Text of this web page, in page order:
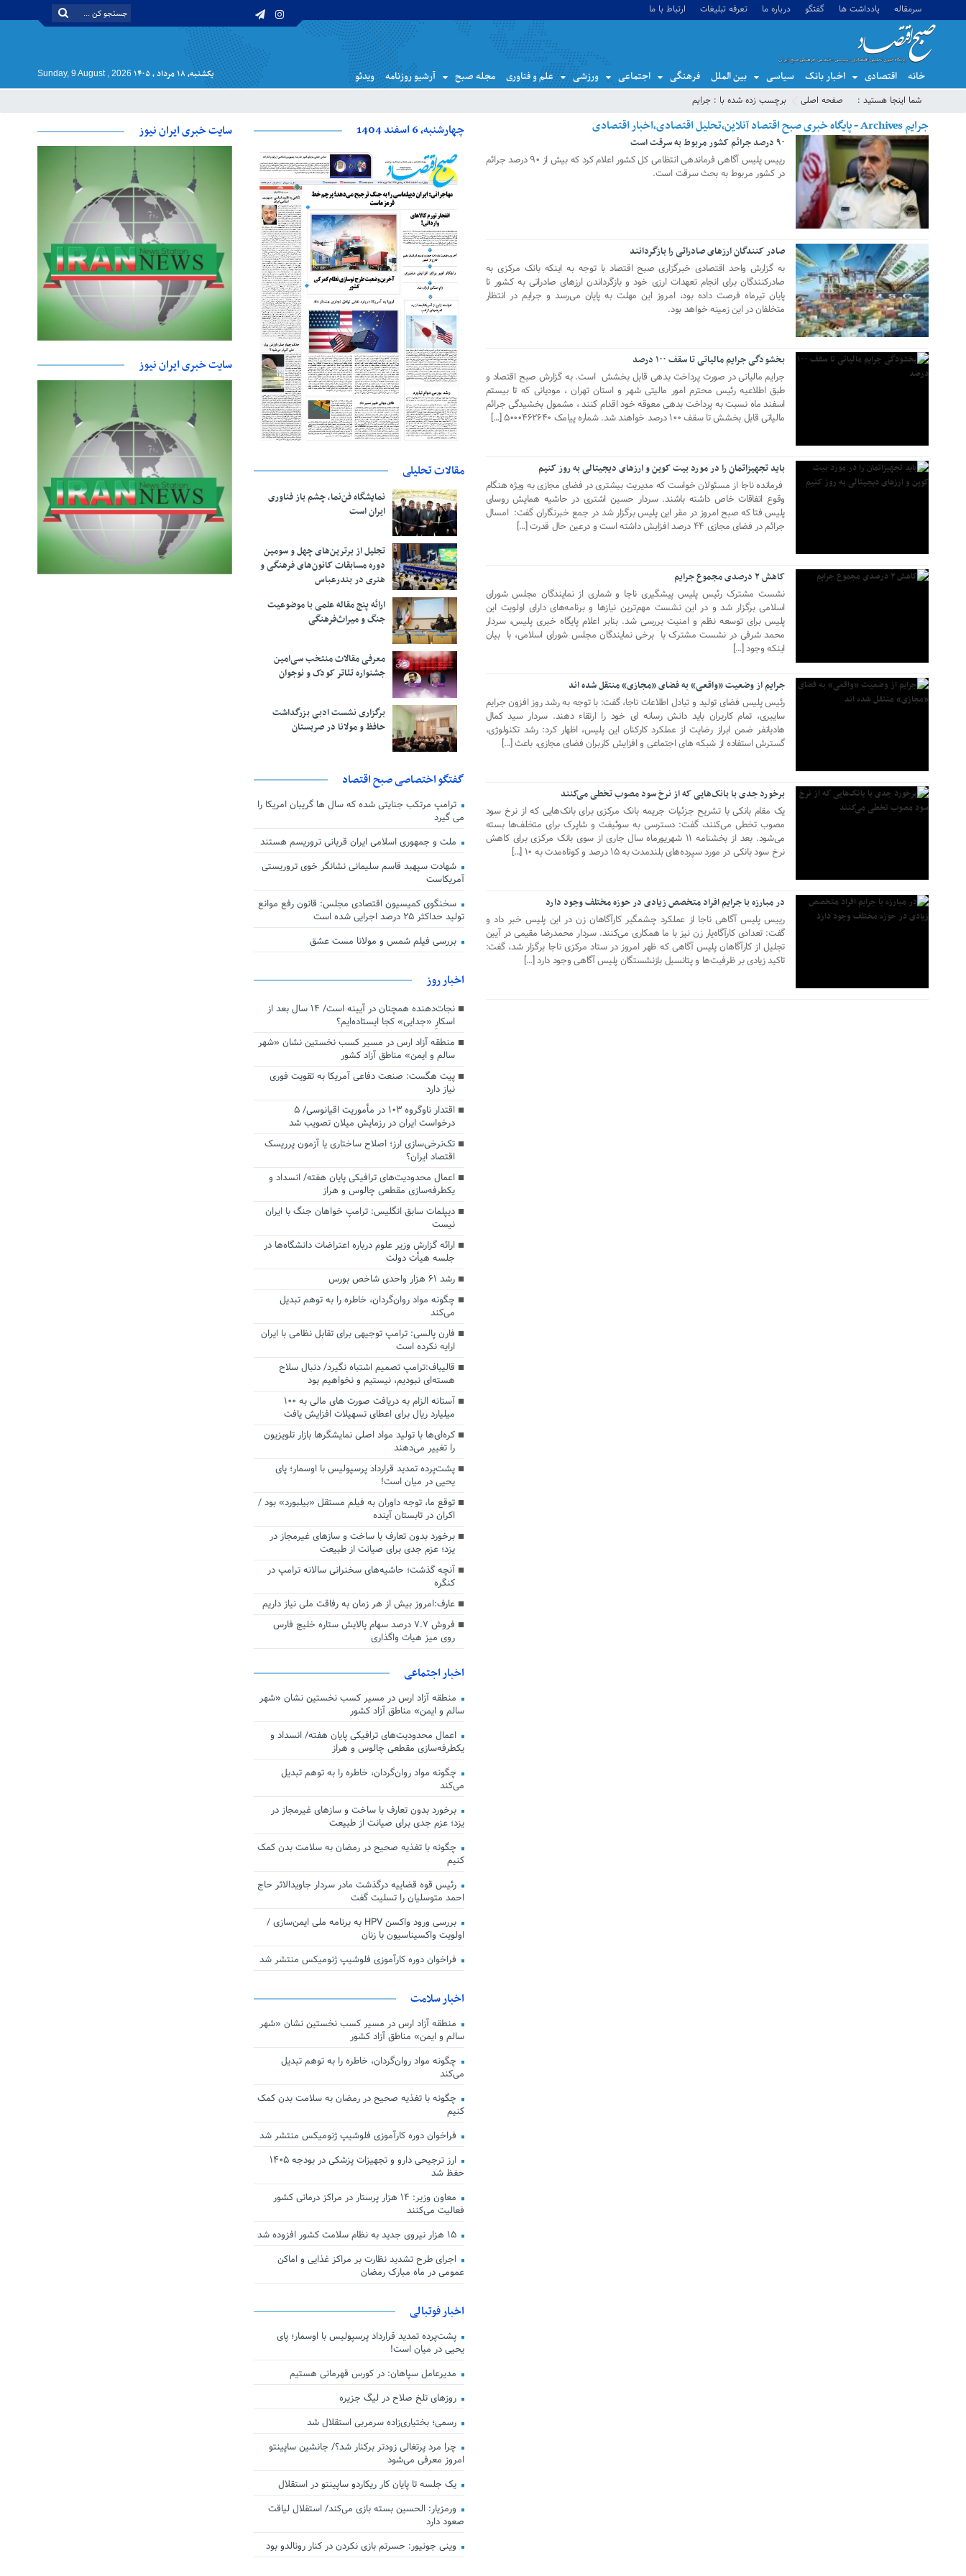
سرمقاله یادداشت ها گفتگو درباره ما تعرفه تبلیغات ارتباط با ما
خانه اقتصادی اخبار بانک سیاسی بین الملل فرهنگی اجتماعی ورزشی علم و فناوری مجله صبح آرشیو روزنامه ویدئو یکشنبه, ۱۸ مرداد , ۱۴۰۵ Sunday, 9 August , 2026
شما اینجا هستید : صفحه اصلی برچسب زده شده با : جرایم
جرایم Archives - پایگاه خبری صبح اقتصاد آنلاین،تحلیل اقتصادی،اخبار اقتصادی
30 مه 2022
۹۰ درصد جرائم کشور مربوط به سرقت است
رییس پلیس آگاهی فرماندهی انتظامی کل کشور اعلام کرد که بیش از ۹۰ درصد جرائم
در کشور مربوط به بحث سرقت است.
21 جولای 2020
صادر کنندگان ارزهای صادراتی را بازگردانند
به گزارش واحد اقتصادی خبرگزاری صبح اقتصاد با توجه به اینکه بانک مرکزی به
صادرکنندگان برای انجام تعهدات ارزی خود و بازگرداندن ارزهای صادراتی به کشور تا
پایان تیرماه فرصت داده بود، امروز این مهلت به پایان می‌رسد و جرایم در انتظار
متخلفان در این زمینه خواهد بود.
11 مارس 2018
بخشودگی جرایم مالیاتی تا سقف ۱۰۰ درصد
جرایم مالیاتی در صورت پرداخت بدهی قابل بخشش است. به گزارش صبح اقتصاد و
طبق اطلاعیه رئیس محترم امور مالیتی شهر و استان تهران ، مودیانی که تا بیستم
اسفند ماه نسبت به پرداخت بدهی معوقه خود اقدام کنند ، مشمول بخشیدگی جرائم
مالیاتی قابل بخشش تا سقف ۱۰۰ درصد خواهند شد. شماره پیامک ۵۰۰۰۴۶۲۶۴۰ […]
باید تجهیزاتمان را در مورد بیت کوین و ارزهای دیجیتالی به روز کنیم
فرمانده ناجا از مسئولان خواست که مدیریت بیشتری در فضای مجازی به ویژه هنگام
وقوع اتفاقات خاص داشته باشند. سردار حسین اشتری در حاشیه همایش روسای
پلیس فتا که صبح امروز در مقر این پلیس برگزار شد در جمع خبرنگاران گفت: امسال
جرائم در فضای مجازی ۴۴ درصد افزایش داشته است و درعین حال قدرت […]
کاهش ۲ درصدی مجموع جرایم
نشست مشترک رئیس پلیس پیشگیری ناجا و شماری از نمایندگان مجلس شورای
اسلامی برگزار شد و در این نشست مهم‌ترین نیازها و برنامه‌های دارای اولویت این
پلیس برای توسعه نظم و امنیت بررسی شد. بنابر اعلام پایگاه خبری پلیس، سردار
محمد شرفی در نشست مشترک با برخی نمایندگان مجلس شورای اسلامی، با بیان
اینکه وجود […]
جرایم از وضعیت «واقعی» به فضای «مجازی» منتقل شده اند
رئیس پلیس فضای تولید و تبادل اطلاعات ناجا، گفت: با توجه به رشد روز افزون جرایم
سایبری، تمام کاربران باید دانش رسانه ای خود را ارتقاء دهند. سردار سید کمال
هادیانفر ضمن ابراز رضایت از عملکرد کارکنان این پلیس، اظهار کرد: رشد تکنولوژی،
گسترش استفاده از شبکه های اجتماعی و افزایش کاربران فضای مجازی، باعث […]
برخورد جدی با بانک‌هایی که از نرخ‌ سود مصوب تخطی می‌کنند
یک مقام بانکی با تشریح جزئیات جریمه بانک مرکزی برای بانک‌هایی که از نرخ‌ سود
مصوب تخطی می‌کنند، گفت: دسترسی به سوئیفت و شاپرک برای متخلف‌ها بسته
می‌شود. بعد از بخشنامه ۱۱ شهریورماه سال جاری از سوی بانک مرکزی برای کاهش
نرخ سود بانکی در مورد سپرده‌های بلندمدت به ۱۵ درصد و کوتاه‌مدت به ۱۰ […]
در مبارزه با جرایم افراد متخصص زیادی در حوزه مختلف وجود دارد
رییس پلیس آگاهی ناجا از عملکرد چشمگیر کارآگاهان زن در این پلیس خبر داد و
گفت: تعدادی کارآگاه‌یار زن نیز با ما همکاری می‌کنند. سردار محمدرضا مقیمی در آیین
تجلیل از کارآگاهان پلیس آگاهی که ظهر امروز در ستاد مرکزی ناجا برگزار شد، گفت:
تاکید زیادی بر ظرفیت‌ها و پتانسیل بازنشستگان پلیس آگاهی وجود دارد […]
چهارشنبه، 6 اسفند 1404
مقالات تحلیلی
نمایشگاه فن‌نما، چشم باز فناوری
ایران است
تجلیل از بر‌ترین‌های چهل و سومین
دوره مسابقات کانون‌های فرهنگی و
هنری در بندرعباس
ارائه پنج مقاله علمی با موضوعیت
جنگ و میراث‌فرهنگی
معرفی مقالات منتخب سی‌امین
جشنواره تئاتر کودک و نوجوان
برگزاری نشست ادبی بزرگداشت
حافظ و مولانا در صربستان
گفتگو اختصاصی صبح اقتصاد
ترامپ مرتکب جنایتی شده که سال ها گریبان امریکا را
می گیرد
ملت و جمهوری اسلامی ایران قربانی تروریسم هستند
شهادت سپهبد قاسم سلیمانی نشانگر خوی تروریستی
آمریکاست
سخنگوی کمیسیون اقتصادی مجلس: قانون رفع موانع
تولید حداکثر ۲۵ درصد اجرایی شده است
بررسی فیلم شمس و مولانا مست عشق
اخبار روز
نجات‌دهنده‌ همچنان در آیینه است/ ۱۴ سال بعد از
اسکارِ «جدایی» کجا ایستاده‌ایم؟
منطقه آزاد ارس در مسیر کسب نخستین نشان «شهر
سالم و ایمن» مناطق آزاد کشور
پیت هگست: صنعت دفاعی آمریکا به تقویت فوری
نیاز دارد
اقتدار ناوگروه ۱۰۳ در مأموریت‌ اقیانوسی/ ۵
درخواست ایران در رزمایش میلان تصویب شد
تک‌نرخی‌سازی ارز؛ اصلاح ساختاری یا آزمون پرریسک
اقتصاد ایران؟
اعمال محدودیت‌های ترافیکی پایان هفته/ انسداد و
یکطرفه‌سازی مقطعی چالوس و هراز
دیپلمات سابق انگلیس:‌ ترامپ خواهان جنگ با ایران
نیست
ارائه گزارش وزیر علوم درباره اعتراضات دانشگاه‌ها در
جلسه هیأت دولت
رشد ۶۱ هزار واحدی شاخص بورس
چگونه مواد روان‌گردان، خاطره را به توهم تبدیل
می‌کند
فارن پالسی: ترامپ توجیهی برای تقابل نظامی با ایران
ارایه نکرده است
قالیباف:ترامپ تصمیم اشتباه نگیرد/ دنبال سلاح
هسته‌ای نبودیم، نیستیم و نخواهیم بود
آستانه الزام به دریافت صورت های مالی به ۱۰۰
میلیارد ریال برای اعطای تسهیلات افزایش یافت
کره‌ای‌ها با تولید مواد اصلی نمایشگرها بازار تلویزیون
را تغییر می‌دهند
پشت‌پرده تمدید قرارداد پرسپولیس با اوسمار؛ پای
یحیی در میان است!
توقع ما، توجه داوران به فیلم مستقل «بیلبورد» بود /
اکران در تابستان آینده
برخورد بدون تعارف با ساخت‌ و سازهای غیرمجاز در
یزد؛ عزم جدی برای صیانت از طبیعت
آنچه گذشت؛ حاشیه‌های سخنرانی سالانه ترامپ در
کنگره
عارف:امروز بیش از هر زمان به رفاقت ملی نیاز داریم
فروش ۷.۷ درصد سهام پالایش ستاره خلیج فارس
روی میز هیات واگذاری
اخبار اجتماعی
منطقه آزاد ارس در مسیر کسب نخستین نشان «شهر
سالم و ایمن» مناطق آزاد کشور
اعمال محدودیت‌های ترافیکی پایان هفته/ انسداد و
یکطرفه‌سازی مقطعی چالوس و هراز
چگونه مواد روان‌گردان، خاطره را به توهم تبدیل
می‌کند
برخورد بدون تعارف با ساخت‌ و سازهای غیرمجاز در
یزد؛ عزم جدی برای صیانت از طبیعت
چگونه با تغذیه صحیح در رمضان به سلامت بدن کمک
کنیم
رئیس قوه قضاییه درگذشت مادر سردار جاویدالاثر حاج
احمد متوسلیان را تسلیت گفت
بررسی ورود واکسن HPV به برنامه ملی ایمن‌سازی /
اولویت واکسیناسیون با زنان
فراخوان دوره کارآموزی فلوشیپ ژنومیکس منتشر شد
اخبار سلامت
منطقه آزاد ارس در مسیر کسب نخستین نشان «شهر
سالم و ایمن» مناطق آزاد کشور
چگونه مواد روان‌گردان، خاطره را به توهم تبدیل
می‌کند
چگونه با تغذیه صحیح در رمضان به سلامت بدن کمک
کنیم
فراخوان دوره کارآموزی فلوشیپ ژنومیکس منتشر شد
ارز ترجیحی دارو و تجهیزات پزشکی در بودجه ۱۴۰۵
حفظ شد
معاون وزیر: ۱۴ هزار پرستار در مراکز درمانی کشور
فعالیت می‌کنند
۱۵ هزار نیروی جدید به نظام سلامت کشور افزوده شد
اجرای طرح تشدید نظارت بر مراکز غذایی و اماکن
عمومی در ماه مبارک رمضان
اخبار فوتبالی
پشت‌پرده تمدید قرارداد پرسپولیس با اوسمار؛ پای
یحیی در میان است!
مدیرعامل سپاهان: در کورس قهرمانی هستیم
روزهای تلخ صلاح در لیگ جزیره
رسمی؛ بختیاری‌زاده سرمربی استقلال شد
چرا مرد پرتغالی زودتر برکنار شد؟/ جانشین ساپینتو
امروز معرفی می‌شود
یک جلسه تا پایان کار ریکاردو ساپینتو در استقلال
ورمزیار: الحسین بسته بازی می‌کند/ استقلال لیاقت
صعود دارد
وینی جونیور: حسرتم بازی نکردن در کنار رونالدو بود
سایت خبری ایران نیوز
سایت خبری ایران نیوز